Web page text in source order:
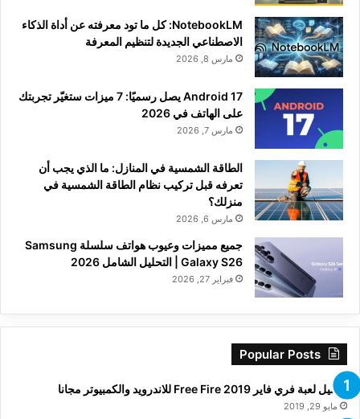
NotebookLM: كل ما تود معرفته عن أداة الذكاء
الاصطناعي الجديدة لتنظيم المعرفة
مارس 8, 2026
Android 17 يصل رسميًا: 7 ميزات ستغيّر تجربتك
على الهاتف في 2026
مارس 7, 2026
الطاقة الشمسية في المنازل: ما الذي يجب أن
تعرفه قبل تركيب نظام الطاقة الشمسية في
منزلك؟
مارس 6, 2026
جميع مميزات وعيوب هواتف سلسلة Samsung
Galaxy S26 | التحليل الشامل 2026
فبراير 27, 2026
Popular Posts
تحميل لعبة فري فاير Free Fire 2019 للاندرويد والكمبيوتر مجانا
مايو 29, 2019